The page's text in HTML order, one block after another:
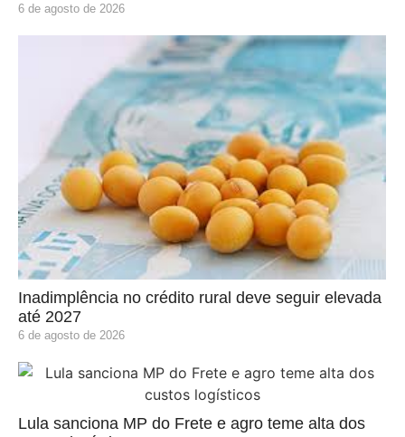
6 de agosto de 2026
Inadimplência no crédito rural deve seguir elevada
até 2027
6 de agosto de 2026
Lula sanciona MP do Frete e agro teme alta dos